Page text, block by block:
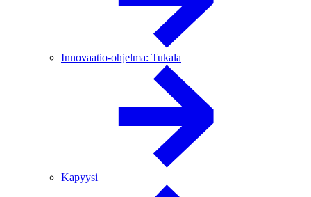
Innovaatio-ohjelma: Tukala
Kapyysi